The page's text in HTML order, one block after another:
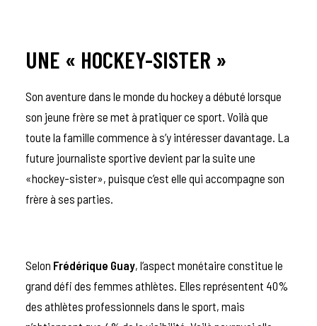
UNE « HOCKEY-SISTER »
Son aventure dans le monde du hockey a débuté lorsque
son jeune frère se met à pratiquer ce sport. Voilà que
toute la famille commence à s’y intéresser davantage. La
future journaliste sportive devient par la suite une
«hockey-sister», puisque c’est elle qui accompagne son
frère à ses parties.
Selon Frédérique Guay, l’aspect monétaire constitue le
grand défi des femmes athlètes. Elles représentent 40%
des athlètes professionnels dans le sport, mais